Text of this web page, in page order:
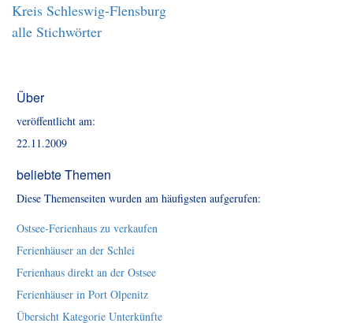
Kreis Schleswig-Flensburg
alle Stichwörter
Über
veröffentlicht am:
22.11.2009
beliebte Themen
Diese Themenseiten wurden am häufigsten aufgerufen:
Ostsee-Ferienhaus zu verkaufen
Ferienhäuser an der Schlei
Ferienhaus direkt an der Ostsee
Ferienhäuser in Port Olpenitz
Übersicht Kategorie Unterkünfte